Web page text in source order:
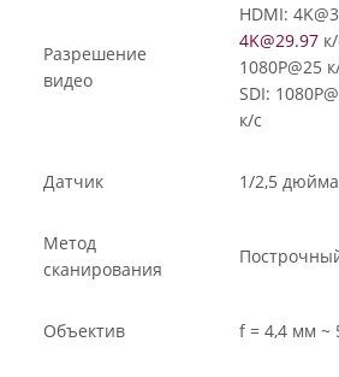
Разрешение
видео
HDMI:
4K@29.97
1080P@25
SDI:
к/с
Датчик 1/2,5
Метод
сканирования
Объектив f = 4,4 мм ~